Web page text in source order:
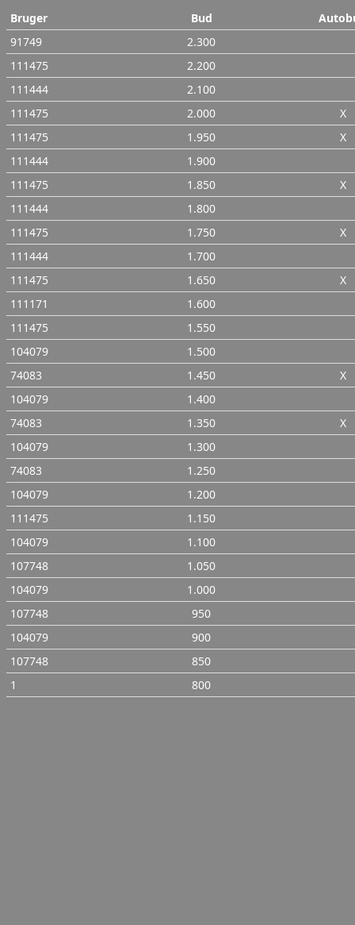
Bruger Bud
91749
2.300
111475
2.200
111444
2.100
111475
2.000
X
111475
1.950
X
111444
1.900
111475
1.850
X
111444
1.800
111475
1.750
X
111444
1.700
111475
1.650
X
111171
1.600
111475
1.550
104079
1.500
74083
1.450
X
104079
1.400
74083
1.350
X
104079
1.300
74083
1.250
104079
1.200
111475
1.150
104079
1.100
107748
1.050
104079
1.000
107748
950
104079
900
107748
850
1
800